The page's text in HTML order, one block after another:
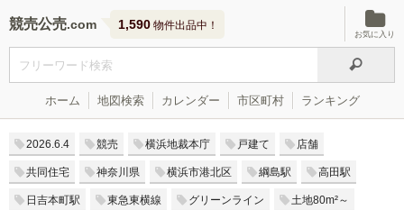
競売公売 1,590 物件出品中！
お気に入り
ホーム 地図検索 カレンダー 市区町村 ランキング
2026.6.4 競売 横浜地裁本庁 戸建て 店舗
共同住宅 神奈川県 横浜市港北区 綱島駅 高田駅
日吉本町駅 東急東横線 グリーンライン 土地80m²～